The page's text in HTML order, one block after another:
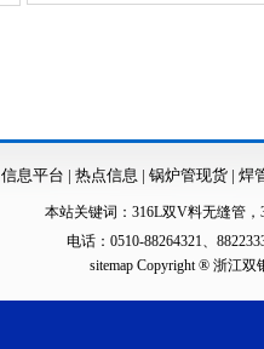
信息平台 | 热点信息 | 锅炉管现货 | 焊
本站关键词： 316L双V料无缝管 ，
电话：0510-88264321、
sitemapCopyright ® 浙江双